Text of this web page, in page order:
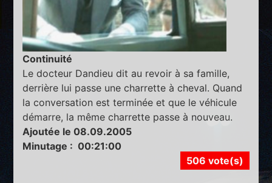
Continuité
Le docteur Dandieu dit au revoir à sa famille,
derrière lui passe une charrette à cheval. Quand
la conversation est terminée et que le véhicule
démarre, la même charrette passe à nouveau.
Ajoutée le 08.09.2005
Minutage : 00:21:00
506 vote(s)